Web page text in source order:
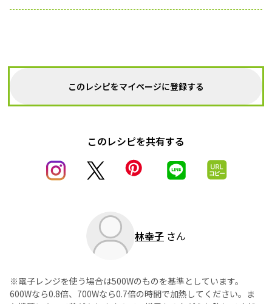
このレシピをマイページに登録する
このレシピを共有する
林幸子 さん
※電子レンジを使う場合は500Wのものを基準としています。
600Wなら0.8倍、700Wなら0.7倍の時間で加熱してください。ま